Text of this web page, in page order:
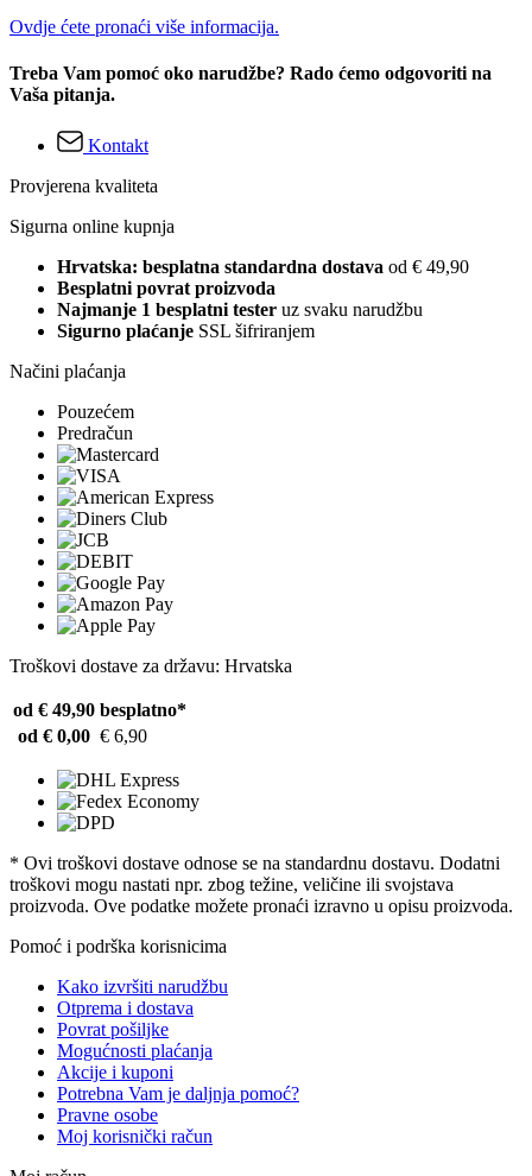
Ovdje ćete pronaći više informacija.
Treba Vam pomoć oko narudžbe? Rado ćemo odgovoriti na
Vaša pitanja.
Kontakt
Provjerena kvaliteta
Sigurna online kupnja
Hrvatska: besplatna standardna dostava od € 49,90
Besplatni povrat proizvoda
Najmanje 1 besplatni tester uz svaku narudžbu
Sigurno plaćanje SSL šifriranjem
Načini plaćanja
Pouzećem
Predračun
Troškovi dostave za državu: Hrvatska
od € 49,90 besplatno*
od € 0,00 € 6,90
* Ovi troškovi dostave odnose se na standardnu ​​dostavu. Dodatni
troškovi mogu nastati npr. zbog težine, veličine ili svojstava
proizvoda. Ove podatke možete pronaći izravno u opisu proizvoda.
Pomoć i podrška korisnicima
Kako izvršiti narudžbu
Otprema i dostava
Povrat pošiljke
Mogućnosti plaćanja
Akcije i kuponi
Potrebna Vam je daljnja pomoć?
Pravne osobe
Moj korisnički račun